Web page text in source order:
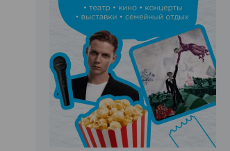
ЭФФЕКТИВНАЯ РЕКЛАМА НА САЙТЕ